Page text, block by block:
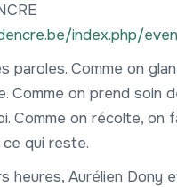
index.php/
paroles. Comme on
Comme on prend soin
Comme on récolte, on
qui reste.
heures, Aurélien Dony